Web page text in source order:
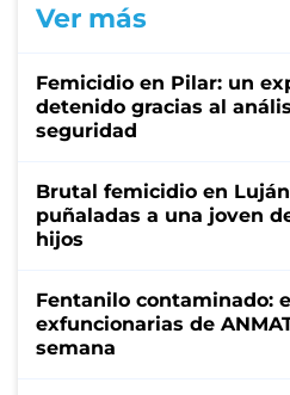
Ver más
Femicidio en Pilar: un
detenido gracias al
seguridad
Brutal femicidio en
puñaladas a una joven
hijos
Fentanilo contaminado:
exfuncionarias de
semana